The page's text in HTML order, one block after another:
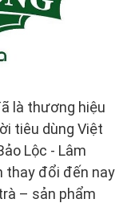
là thương hiệu
tiêu dùng Việt
Lộc - Lâm
thay đổi đến nay
– sản phẩm